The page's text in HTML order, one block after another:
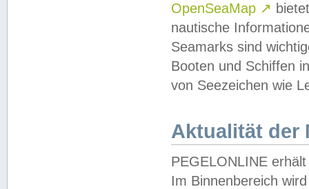
OpenSeaMap ↗
nautische
Seamarks sind
Booten und Schiffen
von Seezeichen wie
Aktualität der
PEGELONLINE
Im Binnenbereich